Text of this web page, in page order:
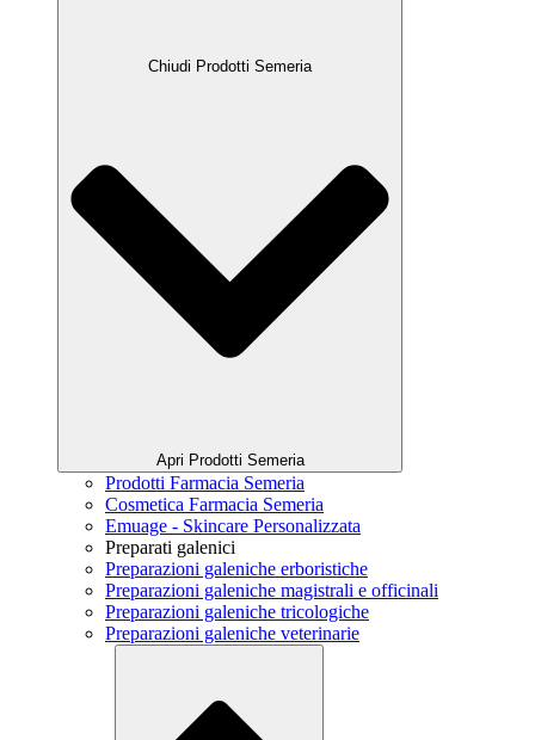
Chiudi Prodotti Semeria
Apri Prodotti Semeria
Prodotti Farmacia Semeria
Cosmetica Farmacia Semeria
Emuage - Skincare Personalizzata
Preparati galenici
Preparazioni galeniche erboristiche
Preparazioni galeniche magistrali e officinali
Preparazioni galeniche tricologiche
Preparazioni galeniche veterinarie